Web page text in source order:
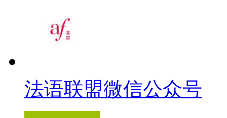
法语联盟微信公众号